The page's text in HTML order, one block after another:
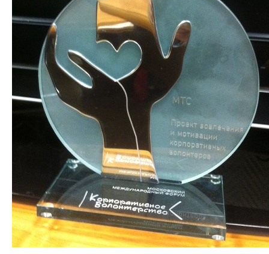
аудит
Рынок
акций
Описание
Программа
приобретения
Порядок
выкупа
акций
Дивиденды
Рынок
облигаций
Описание
Еврооблигации-2023
Уведомление
о
погашении
именных
облигаций
Другое